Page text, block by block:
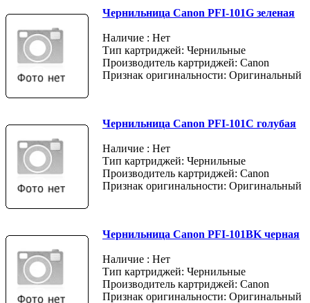
Чернильница Canon PFI-101G зеленая
Наличие : Нет
Тип картриджей: Чернильные
Производитель картриджей: Canon
Признак оригинальности: Оригинальный
Чернильница Canon PFI-101C голубая
Наличие : Нет
Тип картриджей: Чернильные
Производитель картриджей: Canon
Признак оригинальности: Оригинальный
Чернильница Canon PFI-101BK черная
Наличие : Нет
Тип картриджей: Чернильные
Производитель картриджей: Canon
Признак оригинальности: Оригинальный